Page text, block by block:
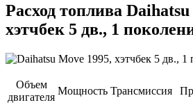
Расход топлива
хэтчбек 5 дв., 1
Объем
двигателя
Мощность Трансмиссия